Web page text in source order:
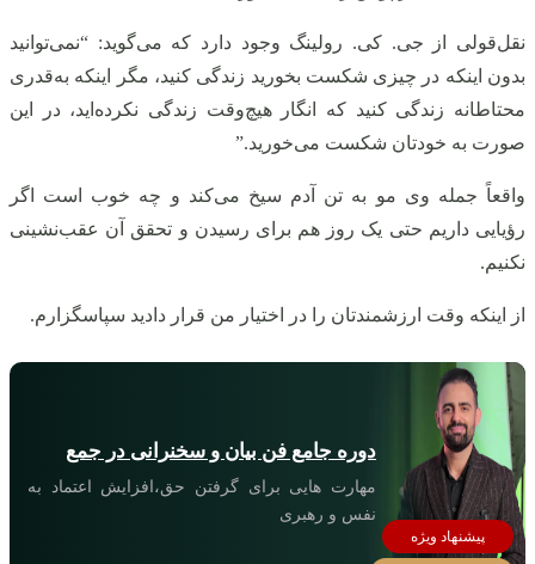
نقل‌قولی از جی. کی. رولینگ وجود دارد که می‌گوید: “نمی‌توانید
بدون اینکه در چیزی شکست بخورید زندگی کنید، مگر اینکه به‌قدری
محتاطانه زندگی کنید که انگار هیچ‌وقت زندگی نکرده‌اید، در این
صورت به خودتان شکست می‌خورید.”
واقعاً جمله وی مو به تن آدم سیخ می‌کند و چه خوب است اگر
رؤیایی داریم حتی یک روز هم برای رسیدن و تحقق آن عقب‌نشینی
نکنیم.
از اینکه وقت ارزشمندتان را در اختیار من قرار دادید سپاسگزارم.
دوره جامع فن بیان و سخنرانی در جمع
مهارت هایی برای گرفتن حق،افزایش اعتماد به
نفس و رهبری